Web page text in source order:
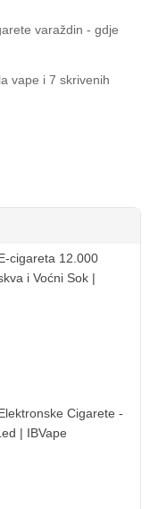
varaždin - gdje
vape i 7 skrivenih
cigareta 12.000
i Voćni Sok |
Mješavina
Cigarete -
| IBVape